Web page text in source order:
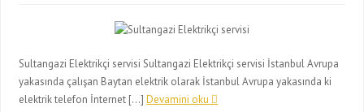
Sultangazi Elektrikçi servisi Sultangazi Elektrikçi servisi İstanbul Avrupa
yakasında çalışan Baytan elektrik olarak İstanbul Avrupa yakasında ki
elektrik telefon İnternet […]Devamini oku